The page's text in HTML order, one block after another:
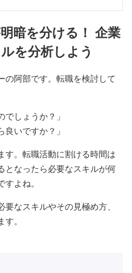
暗を分ける！ 企業
を分析しよう
の阿部です。転職を検討して
でしょうか？」
良いですか？」
す。転職活動に割ける時間は
となったら必要なスキルが何
よね。
なスキルやその見極め方、
。